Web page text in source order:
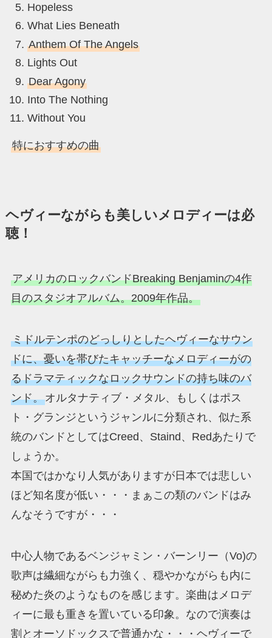
Hopeless
What Lies Beneath
Anthem Of The Angels
Lights Out
Dear Agony
Into The Nothing
Without You
特におすすめの曲
ヘヴィーながらも美しいメロディーは必
聴！
アメリカのロックバンドBreaking Benjaminの4作
目のスタジオアルバム。2009年作品。
ミドルテンポのどっしりとしたヘヴィーなサウン
ドに、憂いを帯びたキャッチーなメロディーがの
るドラマティックなロックサウンドの持ち味のバ
ンド。オルタナティブ・メタル、もしくはポス
ト・グランジというジャンルに分類され、似た系
統のバンドとしてはCreed、Staind、Redあたりで
しょうか。
本国ではかなり人気がありますが日本では悲しい
ほど知名度が低い・・・まぁこの類のバンドはみ
んなそうですが・・・
中心人物であるベンジャミン・バーンリー（Vo)の
歌声は繊細ながらも力強く、穏やかながらも内に
秘めた炎のようなものを感じます。楽曲はメロデ
ィーに最も重きを置いている印象。なので演奏は
割とオーソドックスで普通かな・・・ヘヴィーで